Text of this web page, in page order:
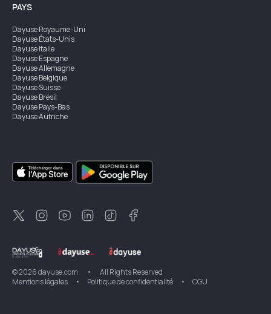
PAYS
DayuseRoyaume-Uni
DayuseÉtats-Unis
DayuseItalie
DayuseEspagne
DayuseAllemagne
DayuseBelgique
DayuseSuisse
DayuseBrésil
DayusePays-Bas
DayuseAutriche
DayuseSingapour
DayuseSuède
DayuseThaïlande
DayuseNouvelle-Zélande
DayuseTurquie
©2026dayuse.com •
All Rights Reserved
Mentions légales
• Politique de confidentialité • CGU